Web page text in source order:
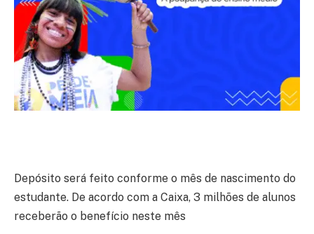
Depósito será feito conforme o mês de nascimento do
estudante. De acordo com a Caixa, 3 milhões de alunos
receberão o benefício neste mês